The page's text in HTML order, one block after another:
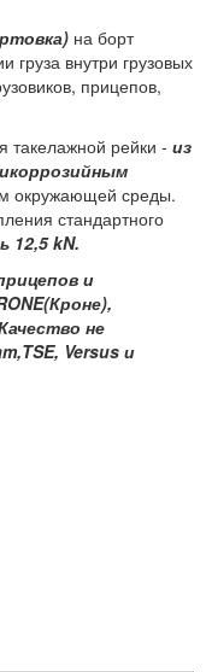
на борт
груза внутри грузовых
прицепов,
такелажной рейки - из
окружающей среды.
стандартного
12,5 kN.
и
не
Versus и